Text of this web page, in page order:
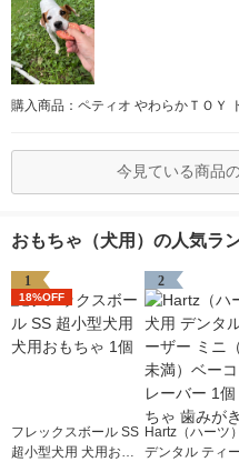
購入商品：ペティオ やわらかＴＯＹ
今見ている商品
おもちゃ（犬用）の人気ラ
1
18%OFF
フレックスボール SS
超小型犬用 犬用おも
2
Hartz（ハーツ
デンタル ティ